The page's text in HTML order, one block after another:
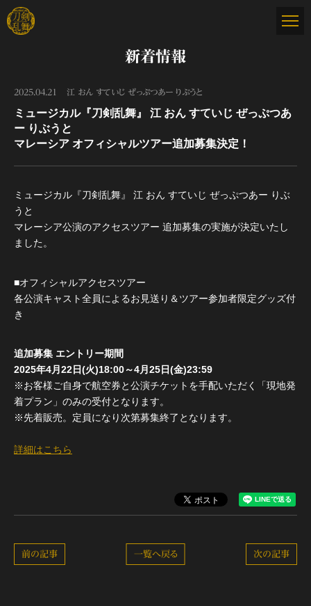
新着情報
2025.04.21 江 おん すていじ ぜっぷつあー りぶうと
ミュージカル『刀剣乱舞』 江 おん すていじ ぜっぷつあ
ー りぶうと
マレーシア オフィシャルツアー追加募集決定！
ミュージカル『刀剣乱舞』 江 おん すていじ ぜっぷつあー りぶ
うと
マレーシア公演のアクセスツアー 追加募集の実施が決定いたし
ました。
■オフィシャルアクセスツアー
各公演キャスト全員によるお見送り＆ツアー参加者限定グッズ付
き
追加募集 エントリー期間
2025年4月22日(火)18:00～4月25日(金)23:59
※お客様ご自身で航空券と公演チケットを手配いただく「現地発
着プラン」のみの受付となります。
※先着販売。定員になり次第募集終了となります。
詳細はこちら
次の記事
一覧へ戻る
前の記事